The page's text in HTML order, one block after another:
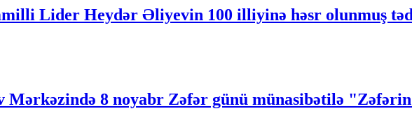
Lider Heydər Əliyevin 100 illiyinə həsr olunmuş
8 noyabr Zəfər günü münasibətilə